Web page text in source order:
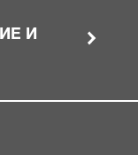
И